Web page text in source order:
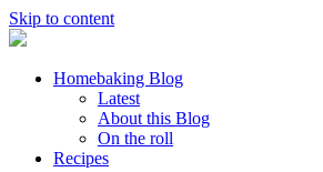
Skip to content
Homebaking Blog
Latest
About this Blog
On the roll
Recipes